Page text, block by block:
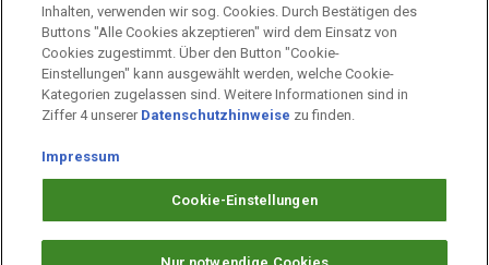
Mehr zu PAYBACK
Impressum
Arbeiten bei PAYBACK
Datenschutz
Inhalten, verwenden wir sog. Cookies. Durch Bestätigen des
Buttons "Alle Cookies akzeptieren" wird dem Einsatz von
Cookies zugestimmt. Über den Button "Cookie-
Einstellungen" kann ausgewählt werden, welche Cookie-
Kategorien zugelassen sind. Weitere Informationen sind in
Ziffer 4 unserer Datenschutzhinweise zu finden.
Impressum
Cookie-Einstellungen